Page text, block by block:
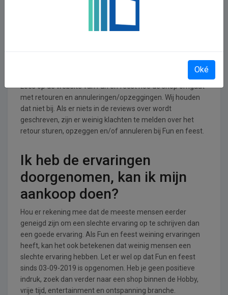
Lees op de website van Fun en feest hoe de shop omgaat
met retouren en annuleringen/opzeggingen. Wij houden
dat niet bij. Als er niets in de reviews over wordt
geschreven, zijn er weinig klachten te melden over het
retour sturen, opzeggen en/of annuleren bij Fun en feest.
Ik heb de ervaringen
doorgenomen, kan ik mijn
aankoop doen?
Hou er rekening mee dat de meeste mensen eerder
geneigd zijn om een slechte ervaring op te schrijven dan
een goede ervaring. Als Fun en feest weining ervaringen
heeft, kan het ook betekenen dat weinig mensen een
slechte ervaring hebben. Let er wel op dat Fun en feest
sinds 03-09-2019 is opgenomen. Heb je geen positieve
indruk, zoek dan verder naar een shop binnen de Hobby,
vrije tijd, entertainment en ontspanning branche.
Oké